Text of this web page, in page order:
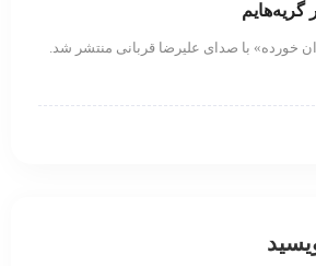
گریه‌هایم
خورده» با صدای علیرضا قربانی منتشر شد.